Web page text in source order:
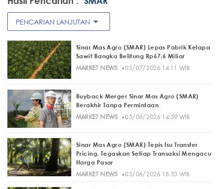
PENCARIAN LANJUTAN arrow_drop_down
Sinar Mas Agro (SMAR) Lepas Pabrik Kelapa
Sawit Bangka Belitung Rp67,6 Miliar
MARKET NEWS· 03/07/2026 14:11 WIB
Buyback Merger Sinar Mas Agro (SMAR)
Berakhir Tanpa Permintaan
MARKET NEWS· 05/06/2026 14:59 WIB
Sinar Mas Agro (SMAR) Tepis Isu Transfer
Pricing, Tegaskan Setiap Transaksi Mengacu
Harga Pasar
MARKET NEWS· 03/06/2026 18:53 WIB